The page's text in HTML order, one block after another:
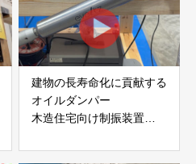
建物の長寿命化に貢献する
オイルダンパー
木造住宅向け制振装置
株式会社evoltz